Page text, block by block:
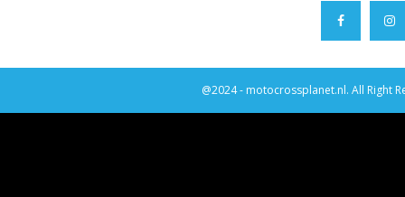
@2024 - motocrossplanet.nl. All Right